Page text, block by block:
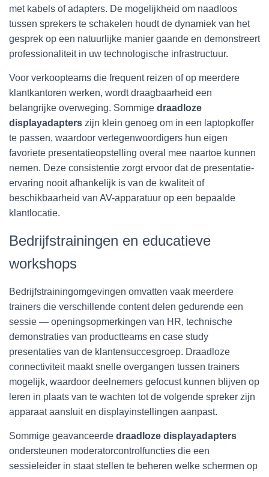
met kabels of adapters. De mogelijkheid om naadloos
tussen sprekers te schakelen houdt de dynamiek van het
gesprek op een natuurlijke manier gaande en demonstreert
professionaliteit in uw technologische infrastructuur.
Voor verkoopteams die frequent reizen of op meerdere
klantkantoren werken, wordt draagbaarheid een
belangrijke overweging. Sommige draadloze
displayadapters zijn klein genoeg om in een laptopkoffer
te passen, waardoor vertegenwoordigers hun eigen
favoriete presentatieopstelling overal mee naartoe kunnen
nemen. Deze consistentie zorgt ervoor dat de presentatie-
ervaring nooit afhankelijk is van de kwaliteit of
beschikbaarheid van AV-apparatuur op een bepaalde
klantlocatie.
Bedrijfstrainingen en educatieve
workshops
Bedrijfstrainingomgevingen omvatten vaak meerdere
trainers die verschillende content delen gedurende een
sessie — openingsopmerkingen van HR, technische
demonstraties van productteams en case study
presentaties van de klantensuccesgroep. Draadloze
connectiviteit maakt snelle overgangen tussen trainers
mogelijk, waardoor deelnemers gefocust kunnen blijven op
leren in plaats van te wachten tot de volgende spreker zijn
apparaat aansluit en displayinstellingen aanpast.
Sommige geavanceerde draadloze displayadapters
ondersteunen moderatorcontrolfuncties die een
sessieleider in staat stellen te beheren welke schermen op